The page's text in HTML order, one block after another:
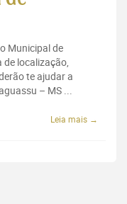
Municipal de
de localização,
te ajudar a
– MS ...
Leia mais →